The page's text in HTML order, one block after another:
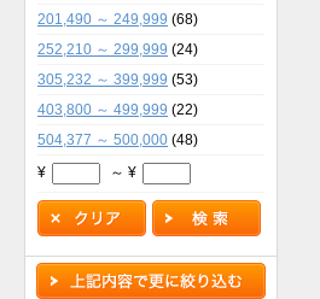
201,490 ～ 249,999 (68)
252,210 ～ 299,999 (24)
305,232 ～ 399,999 (53)
403,800 ～ 499,999 (22)
504,377 ～ 500,000 (48)
¥
～ ¥